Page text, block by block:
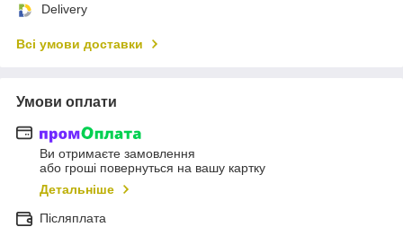
Delivery
Всі умови доставки
Умови оплати
Ви отримаєте замовлення
або гроші повернуться на вашу картку
Детальніше
Післяплата